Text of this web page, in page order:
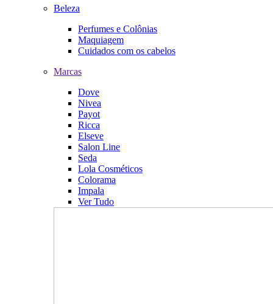
Beleza
Perfumes e Colônias
Maquiagem
Cuidados com os cabelos
Marcas
Dove
Nivea
Payot
Ricca
Elseve
Salon Line
Seda
Lola Cosméticos
Colorama
Impala
Ver Tudo